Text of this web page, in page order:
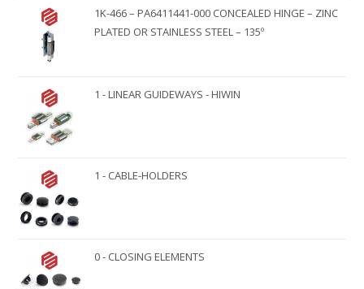
e
1K-466 – PA6411441-000 CONCEALED HINGE – ZINC
PLATED OR STAINLESS STEEL – 135º
1 - LINEAR GUIDEWAYS - HIWIN
1 - CABLE-HOLDERS
0 - CLOSING ELEMENTS